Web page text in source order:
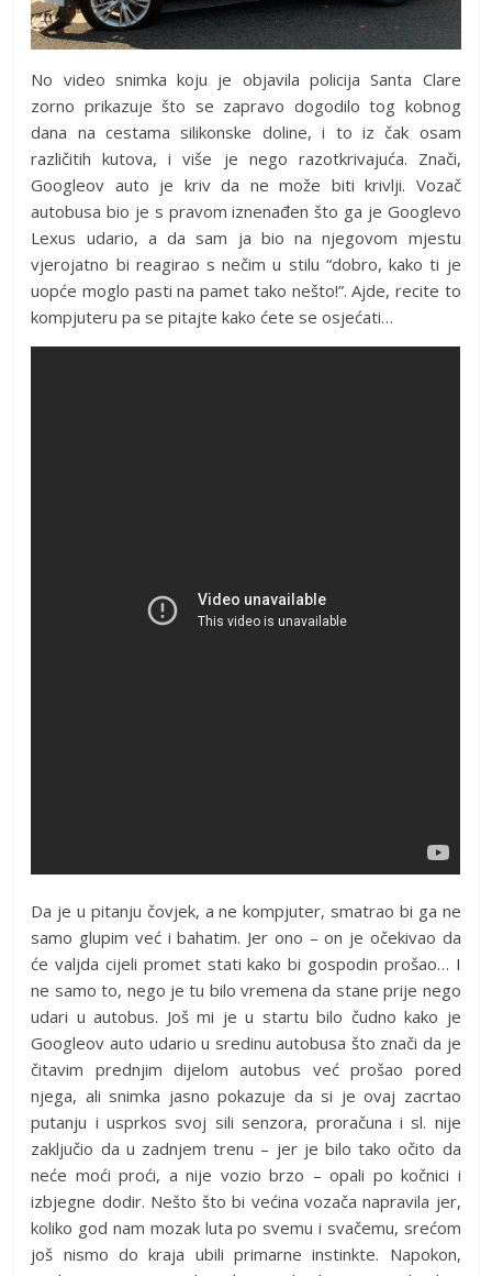
No video snimka koju je objavila policija Santa Clare
zorno prikazuje što se zapravo dogodilo tog kobnog
dana na cestama silikonske doline, i to iz čak osam
različitih kutova, i više je nego razotkrivajuća. Znači,
Googleov auto je kriv da ne može biti krivlji. Vozač
autobusa bio je s pravom iznenađen što ga je Googlevo
Lexus udario, a da sam ja bio na njegovom mjestu
vjerojatno bi reagirao s nečim u stilu “dobro, kako ti je
uopće moglo pasti na pamet tako nešto!”. Ajde, recite to
kompjuteru pa se pitajte kako ćete se osjećati…
Da je u pitanju čovjek, a ne kompjuter, smatrao bi ga ne
samo glupim već i bahatim. Jer ono – on je očekivao da
će valjda cijeli promet stati kako bi gospodin prošao… I
ne samo to, nego je tu bilo vremena da stane prije nego
udari u autobus. Još mi je u startu bilo čudno kako je
Googleov auto udario u sredinu autobusa što znači da je
čitavim prednjim dijelom autobus već prošao pored
njega, ali snimka jasno pokazuje da si je ovaj zacrtao
putanju i usprkos svoj sili senzora, proračuna i sl. nije
zaključio da u zadnjem trenu – jer je bilo tako očito da
neće moći proći, a nije vozio brzo – opali po kočnici i
izbjegne dodir. Nešto što bi većina vozača napravila jer,
koliko god nam mozak luta po svemu i svačemu, srećom
još nismo do kraja ubili primarne instinkte. Napokon,